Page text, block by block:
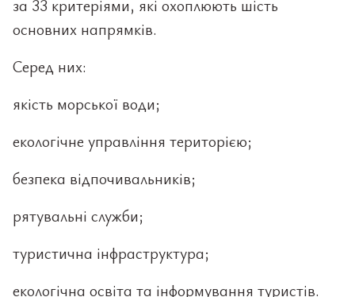
за 33 критеріями, які охоплюють шість
основних напрямків.
Серед них:
якість морської води;
екологічне управління територією;
безпека відпочивальників;
рятувальні служби;
туристична інфраструктура;
екологічна освіта та інформування туристів.